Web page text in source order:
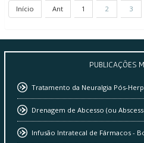
Início Ant 1 2 3
PUBLICAÇÕES
Tratamento da Neuralgia Pós-
Drenagem de Abcesso (ou
Infusão Intratecal de Fármacos -